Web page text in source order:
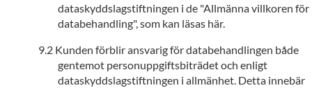
dataskyddslagstiftningen i de "Allmänna villkoren för
databehandling", som kan läsas här.
Kunden förblir ansvarig för databehandlingen både
gentemot personuppgiftsbiträdet och enligt
dataskyddslagstiftningen i allmänhet. Detta innebär